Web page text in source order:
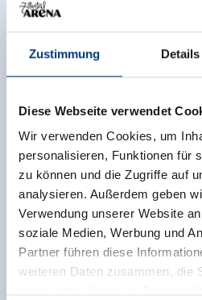
Zustimmung Details
Diese Webseite verwendet
Wir verwenden Cookies, um
personalisieren, Funktionen für
zu können und die Zugriffe auf
analysieren. Außerdem geben
Verwendung unserer Website
soziale Medien, Werbung und
Partner führen diese
weiteren Daten zusammen, die